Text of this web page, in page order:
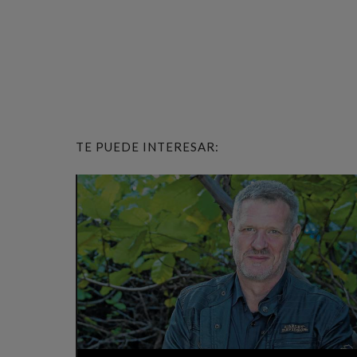
TE PUEDE INTERESAR: